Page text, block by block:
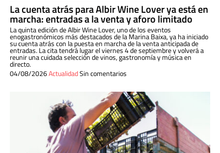
La cuenta atrás para Albir Wine Lover ya está en
marcha: entradas a la venta y aforo limitado
La quinta edición de Albir Wine Lover, uno de los eventos
enogastronómicos más destacados de la Marina Baixa, ya ha iniciado
su cuenta atrás con la puesta en marcha de la venta anticipada de
entradas. La cita tendrá lugar el viernes 4 de septiembre y volverá a
reunir una cuidada selección de vinos, gastronomía y música en
directo.
04/08/2026ActualidadSin comentarios